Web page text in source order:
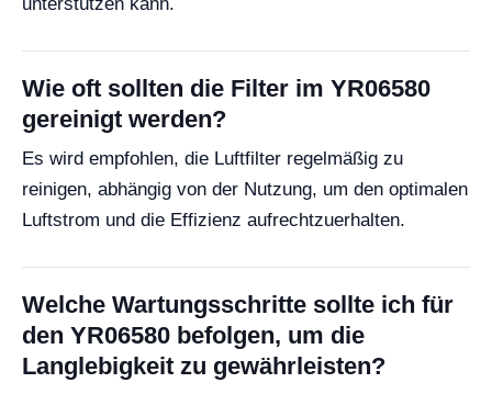
Wie oft sollten die Filter im YR06580
gereinigt werden?
Es wird empfohlen, die Luftfilter regelmäßig zu
reinigen, abhängig von der Nutzung, um den optimalen
Luftstrom und die Effizienz aufrechtzuerhalten.
Welche Wartungsschritte sollte ich für
den YR06580 befolgen, um die
Langlebigkeit zu gewährleisten?